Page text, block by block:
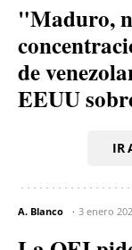
"Maduro,
de
EEUU
IR
A. Blanco 3 enero